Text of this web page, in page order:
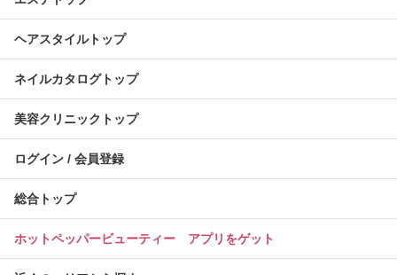
ヘアスタイルトップ
ネイルカタログトップ
美容クリニックトップ
ログイン / 会員登録
総合トップ
ホットペッパービューティー アプリをゲット